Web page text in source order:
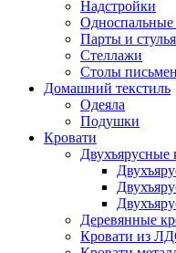
Надстройки
Односпальные
Парты и стулья
Стеллажи
Столы
Домашний текстиль
Одеяла
Подушки
Кровати
Двухъярусные
Деревянные
Кровати из